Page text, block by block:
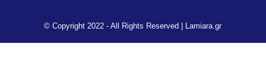
© Copyright 2022 - All Rights Reserved | Lamiara.gr